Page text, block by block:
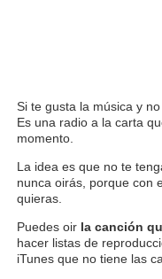
Si te gusta la música y
Es una radio a la carta
momento.
La idea es que no te
nunca oirás, porque con
quieras.
Puedes oir la canción
hacer listas de
iTunes que no tiene las